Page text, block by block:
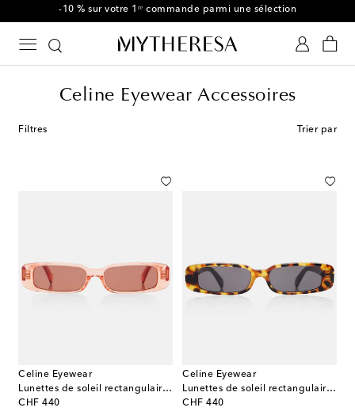
-10 % sur votre 1ʳᵉ commande parmi une sélection
Celine Eyewear Accessoires
Filtres Trier par
Celine Eyewear
Lunettes de soleil rectangulaires 3 Dots
CHF 440
original price
Celine Eyewear
Lunettes de soleil rectangulaires Celine 3 Dots
CHF 440
original price